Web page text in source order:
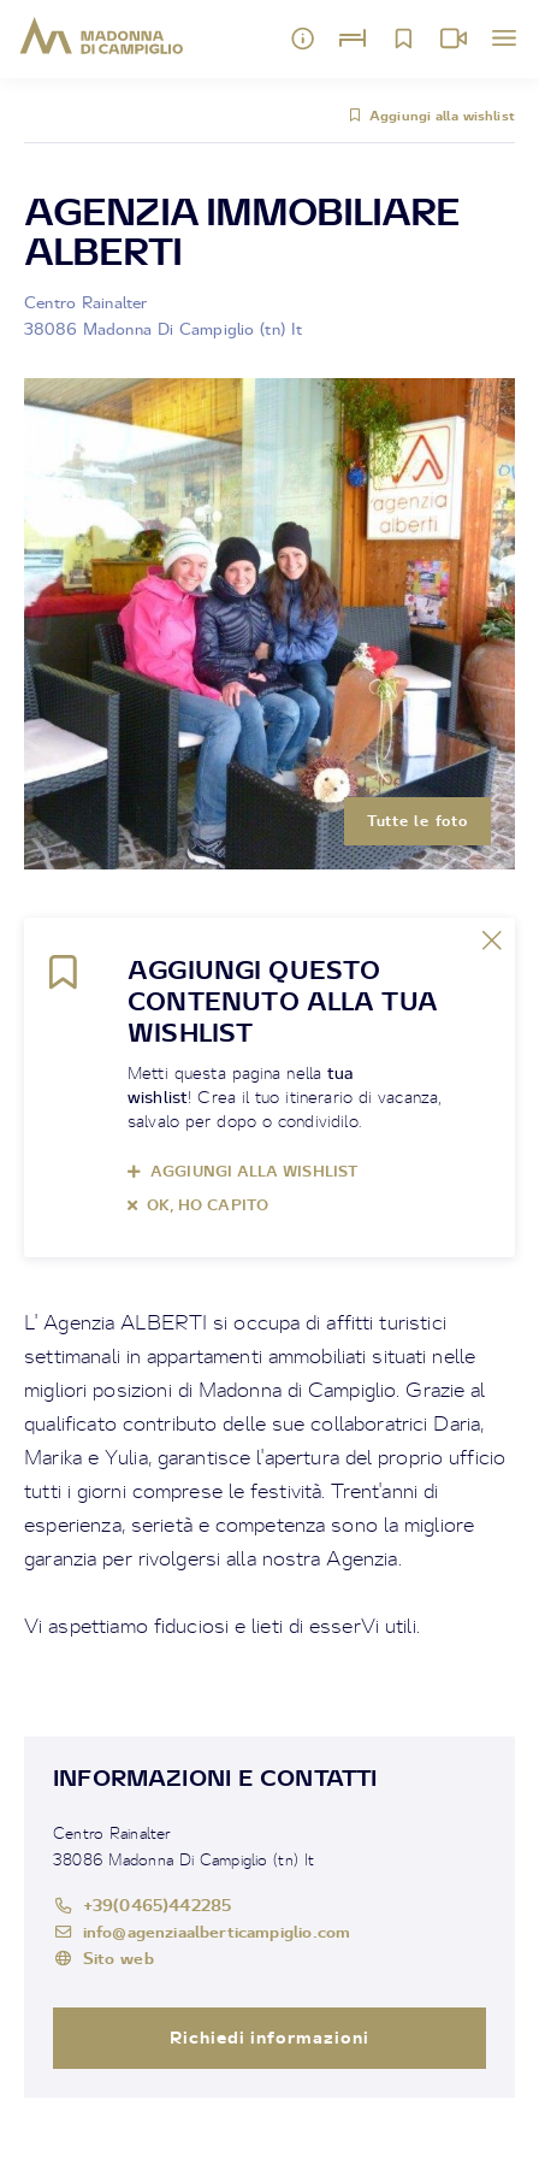
Aggiungi alla wishlist
AGENZIA IMMOBILIARE
ALBERTI
Centro Rainalter
38086 Madonna Di Campiglio (tn) It
Tutte le foto
AGGIUNGI QUESTO
CONTENUTO ALLA TUA
WISHLIST
Metti questa pagina nellatua
wishlist! Crea il tuo itinerario di vacanza,
salvalo per dopo o condividilo.
AGGIUNGI ALLA WISHLIST
OK, HO CAPITO
L' Agenzia ALBERTI si occupa di affitti turistici
settimanali in appartamenti ammobiliati situati nelle
migliori posizioni di Madonna di Campiglio. Grazie al
qualificato contributo delle sue collaboratrici Daria,
Marika e Yulia, garantisce l'apertura del proprio ufficio
tutti i giorni comprese le festività. Trent'anni di
esperienza, serietà e competenza sono la migliore
garanzia per rivolgersi alla nostra Agenzia.
Vi aspettiamo fiduciosi e lieti di esserVi utili.
INFORMAZIONI E CONTATTI
Centro Rainalter
38086 Madonna Di Campiglio (tn) It
+39(0465)442285
info@agenziaalberticampiglio.com
Sito web
Richiedi informazioni